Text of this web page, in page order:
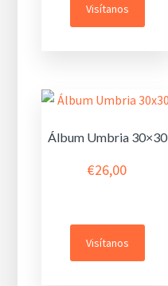
Visítanos
Álbum Umbria 30×30
€26,00
Visítanos